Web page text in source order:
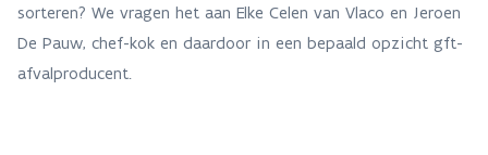
sorteren? We vragen het aan Elke Celen van Vlaco en Jeroen
De Pauw, chef-kok en daardoor in een bepaald opzicht gft-
afvalproducent.